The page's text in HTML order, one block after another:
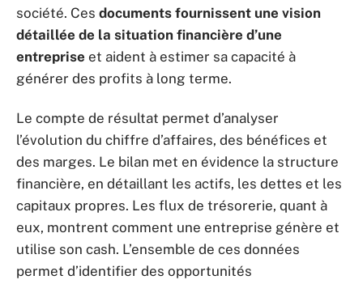
société. Ces documents fournissent une vision
détaillée de la situation financière d’une
entreprise et aident à estimer sa capacité à
générer des profits à long terme.
Le compte de résultat permet d’analyser
l’évolution du chiffre d’affaires, des bénéfices et
des marges. Le bilan met en évidence la structure
financière, en détaillant les actifs, les dettes et les
capitaux propres. Les flux de trésorerie, quant à
eux, montrent comment une entreprise génère et
utilise son cash. L’ensemble de ces données
permet d’identifier des opportunités